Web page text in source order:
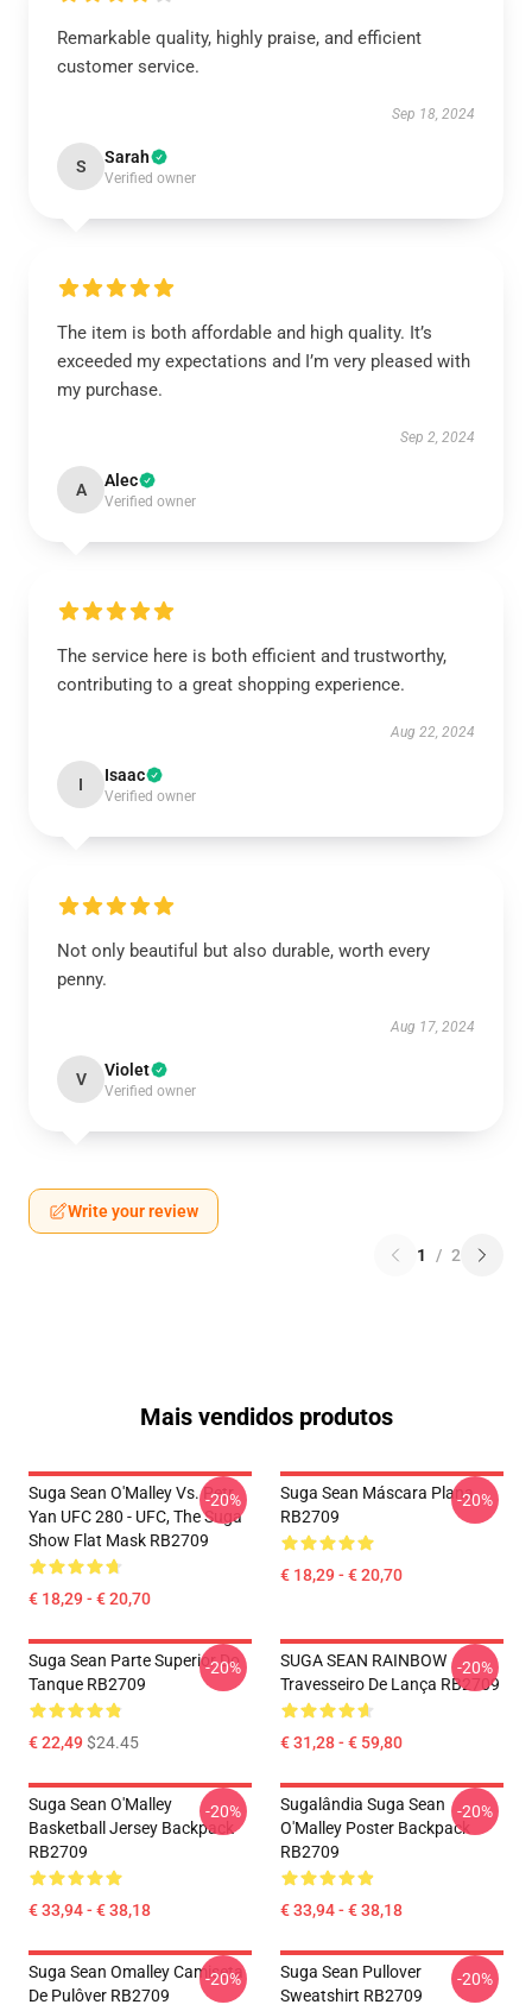
Remarkable quality, highly praise, and efficient
customer service.
Sep 18, 2024
S Sarah
Verified owner
The item is both affordable and high quality. It’s
exceeded my expectations and I’m very pleased with
my purchase.
Sep 2, 2024
A Alec
Verified owner
The service here is both efficient and trustworthy,
contributing to a great shopping experience.
Aug 22, 2024
I Isaac
Verified owner
Not only beautiful but also durable, worth every
penny.
Aug 17, 2024
V Violet
Verified owner
Write your review
1 / 2
Mais vendidos produtos
Suga Sean O'Malley Vs. Petr
Yan UFC 280 - UFC, The Suga
Show Flat Mask RB2709
€ 18,29 - € 20,70
-20%
Suga Sean Máscara Plana
RB2709
€ 18,29 - € 20,70
-20%
Suga Sean Parte Superior Do
Tanque RB2709
€ 22,49$24.45
-20%
SUGA SEAN RAINBOW
Travesseiro De Lança RB2709
€ 31,28 - € 59,80
-20%
Suga Sean O'Malley
Basketball Jersey Backpack
RB2709
€ 33,94 - € 38,18
-20%
Sugalândia Suga Sean
O'Malley Poster Backpack
RB2709
€ 33,94 - € 38,18
-20%
Suga Sean Omalley Camiseta
De Pulôver RB2709
-20%
Suga Sean Pullover
Sweatshirt RB2709
-20%